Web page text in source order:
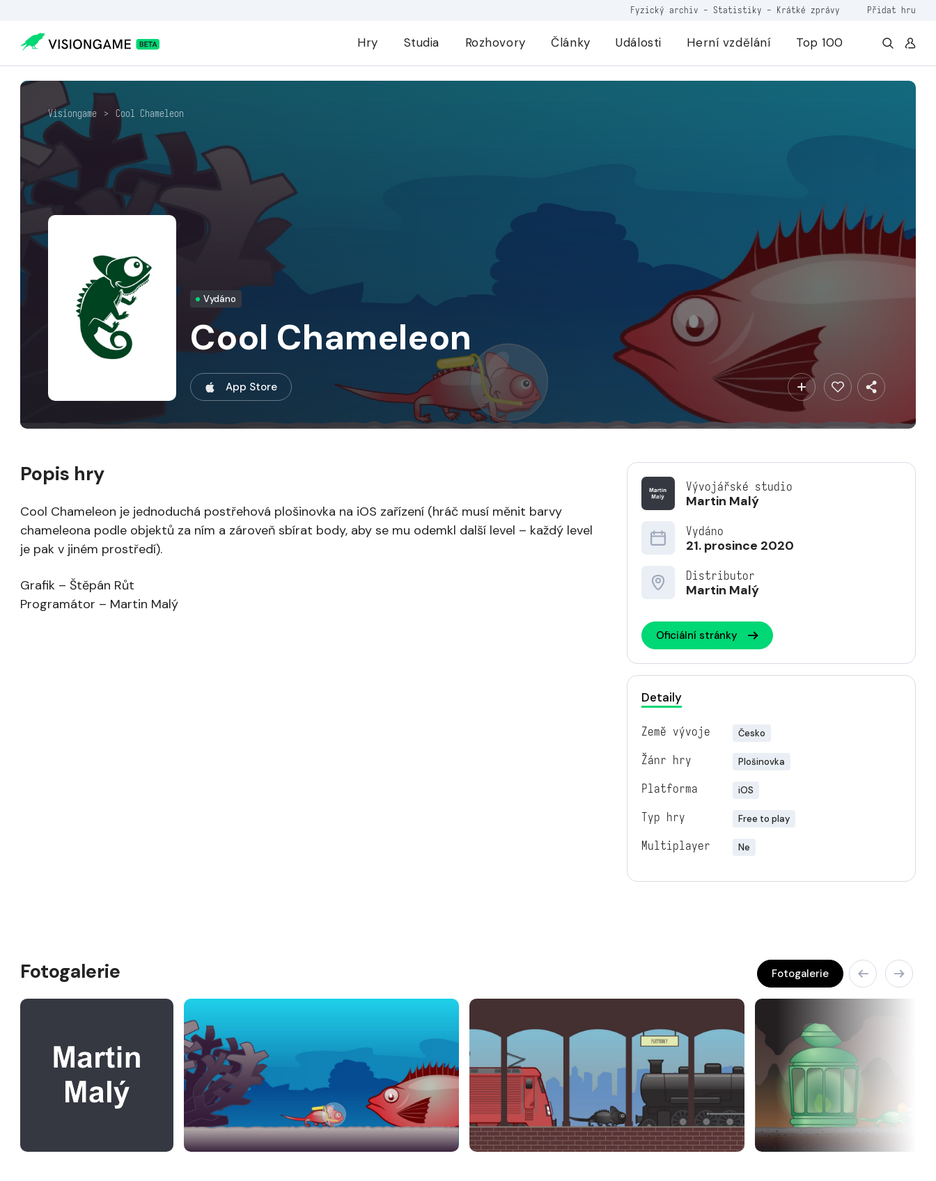
Fyzický archiv - Statistiky - Krátké zprávy Přidat hru
Hry Studia Rozhovory Články Události Herní vzdělání Top 100
Visiongame > Cool Chameleo‪n
Vydáno
Cool Chameleo‪n
App Store
Vývojářské studio
Martin Malý
Vydáno
21. prosince 2020
Distributor
Martin Malý
Oficiální stránky
Detaily
Země vývoje Česko
Žánr hry Plošinovka
Platforma iOS
Typ hry Free to play
Multiplayer Ne
Popis hry
Cool Chameleo‪n je jednoduchá postřehová plošinovka na iOS zařízení (hráč musí měnit barvy
chameleona podle objektů za ním a zároveň sbírat body, aby se mu odemkl další level – každý level
je pak v jiném prostředí).
Grafik – Štěpán Růt
Programátor – Martin Malý
Fotogalerie Fotogalerie